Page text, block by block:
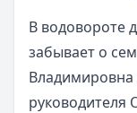
В водовороте
забывает о
Владимировна
руководителя